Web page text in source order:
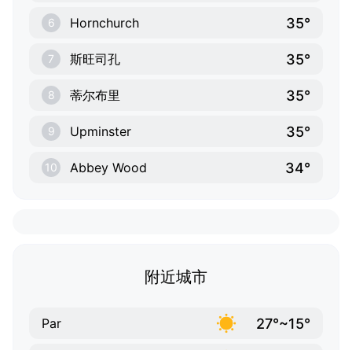
6 Hornchurch 35°
7 斯旺司孔 35°
8 蒂尔布里 35°
9 Upminster 35°
10 Abbey Wood 34°
附近城市
Par 27°~15°